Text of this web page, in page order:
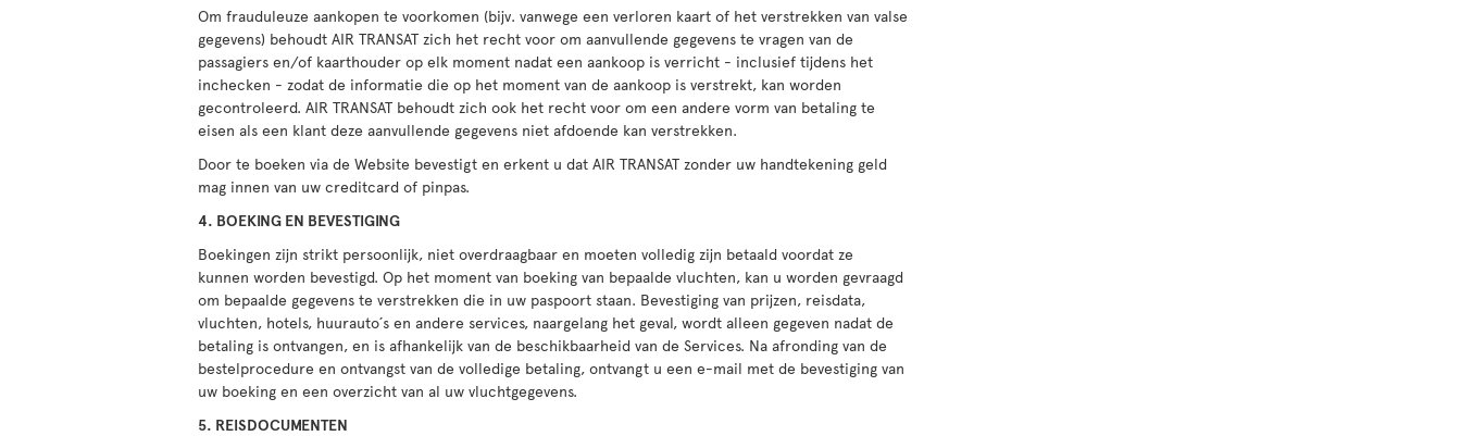
Om frauduleuze aankopen te voorkomen (bijv. vanwege een verloren kaart of het verstrekken van valse
gegevens) behoudt AIR TRANSAT zich het recht voor om aanvullende gegevens te vragen van de
passagiers en/of kaarthouder op elk moment nadat een aankoop is verricht - inclusief tijdens het
inchecken - zodat de informatie die op het moment van de aankoop is verstrekt, kan worden
gecontroleerd. AIR TRANSAT behoudt zich ook het recht voor om een andere vorm van betaling te
eisen als een klant deze aanvullende gegevens niet afdoende kan verstrekken.
Door te boeken via de Website bevestigt en erkent u dat AIR TRANSAT zonder uw handtekening geld
mag innen van uw creditcard of pinpas.
4. BOEKING EN BEVESTIGING
Boekingen zijn strikt persoonlijk, niet overdraagbaar en moeten volledig zijn betaald voordat ze
kunnen worden bevestigd. Op het moment van boeking van bepaalde vluchten, kan u worden gevraagd
om bepaalde gegevens te verstrekken die in uw paspoort staan. Bevestiging van prijzen, reisdata,
vluchten, hotels, huurauto´s en andere services, naargelang het geval, wordt alleen gegeven nadat de
betaling is ontvangen, en is afhankelijk van de beschikbaarheid van de Services. Na afronding van de
bestelprocedure en ontvangst van de volledige betaling, ontvangt u een e-mail met de bevestiging van
uw boeking en een overzicht van al uw vluchtgegevens.
5. REISDOCUMENTEN